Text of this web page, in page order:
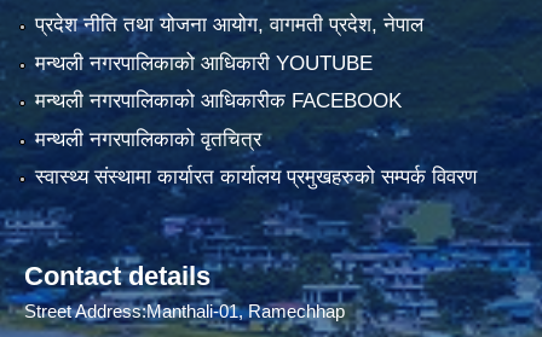
प्रदेश नीति तथा योजना आयोग, वागमती प्रदेश, नेपाल
मन्थली नगरपालिकाको आधिकारी YOUTUBE
मन्थली नगरपालिकाको आधिकारीक FACEBOOK
मन्थली नगरपालिकाको वृतचित्र
स्वास्थ्य संस्थामा कार्यारत कार्यालय प्रमुखहरुको सम्पर्क विवरण
Contact details
Street Address:Manthali-01, Ramechhap